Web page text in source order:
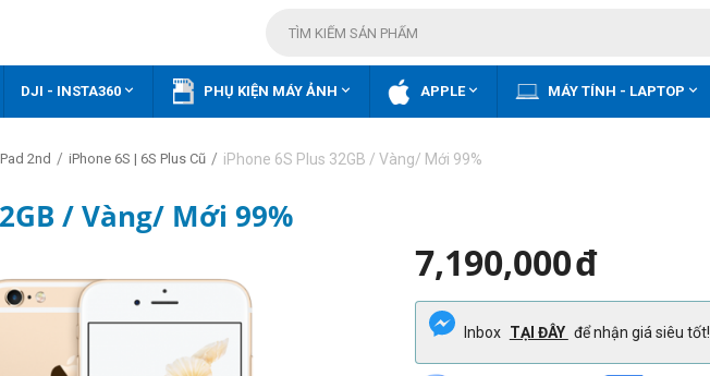
DJI - INSTA360  PHỤ KIỆN MÁY ẢNH  APPLE MÁY TÍNH - LAPTOP 
2nd / iPhone 6S | 6S Plus Cũ / iPhone 6S Plus 32GB / Vàng/ Mới 99%
/ Vàng/ Mới 99%
7,190,000đ
Inbox TẠI ĐÂY để nhận giá siêu tốt!